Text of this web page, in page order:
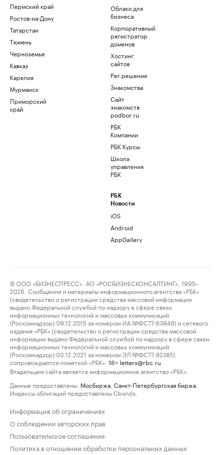
Пермский край
Ростов-на-Дону
Татарстан
Тюмень
Черноземье
Кавказ
Карелия
Мурманск
Приморский
край
Облако для
бизнеса
Корпоративный
регистратор
доменов
Хостинг
сайтов
Рег.решения
Знакомства
Сайт
знакомств
podbor.ru
РБК
Компании
РБК Курсы
Школа
управления
РБК
РБК
Новости
iOS
Android
AppGallery
© ООО «БИЗНЕСПРЕСС», АО «РОСБИЗНЕСКОНСАЛТИНГ», 1995–
2026. Сообщения и материалы информационного агентства «РБК»
(свидетельство о регистрации средства массовой информации
выдано Федеральной службой по надзору в сфере связи,
информационных технологий и массовых коммуникаций
(Роскомнадзор) 09.12.2015 за номером ИА №ФС77-63848) и сетевого
издания «РБК» (свидетельство о регистрации средства массовой
информации выдано Федеральной службой по надзору в сфере связи,
информационных технологий и массовых коммуникаций
(Роскомнадзор) 03.12.2021 за номером ЭЛ №ФС77-82385)
сопровождаются пометкой «РБК».
18+ letters@rbc.ru
Владельцем сайта является информационное агентство «РБК».
Данные предоставлены: Мосбиржа Санкт-Петербургская биржа
Индексы облигаций предоставлены Cbonds.
Информация об ограничениях
О соблюдении авторских прав
Пользовательское соглашение
Политика в отношении обработки персональных данных